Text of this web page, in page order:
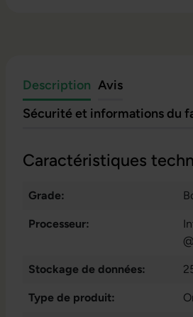
Description Avis
Sécurité et informations du
Caractéristiques
Grade:
Processeur:
Stockage de données:
Type de produit: